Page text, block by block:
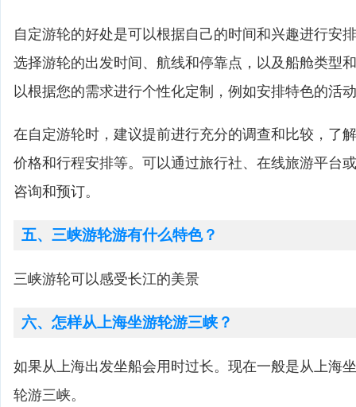
自定游轮的好处是可以根据自己的时间和兴趣进行安
选择游轮的出发时间、航线和停靠点，以及船舱类型
以根据您的需求进行个性化定制，例如安排特色的活
在自定游轮时，建议提前进行充分的调查和比较，了
价格和行程安排等。可以通过旅行社、在线旅游平台
咨询和预订。
五、三峡游轮游有什么特色？
三峡游轮可以感受长江的美景
六、怎样从上海坐游轮游三峡？
如果从上海出发坐船会用时过长。现在一般是从上海
轮游三峡。